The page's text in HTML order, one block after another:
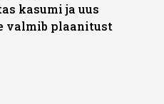
kasumi ja uus
valmib plaanitust